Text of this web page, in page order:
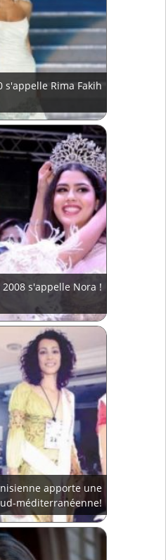
s'appelle Rima Fakih
s'appelle Nora !
apporte une
méditerranéenne!